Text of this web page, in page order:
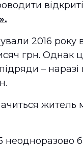
2016 року в
грн.
–
житель